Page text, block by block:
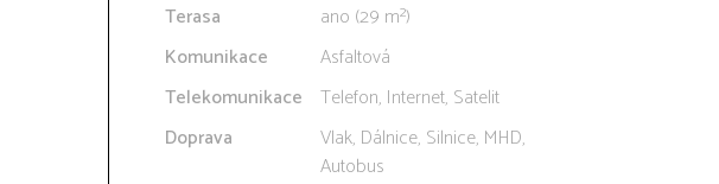
Terasa
ano (29 m²)
Komunikace
Asfaltová
Telekomunikace Telefon, Internet, Satelit
Doprava
Vlak, Dálnice, Silnice, MHD,
Autobus